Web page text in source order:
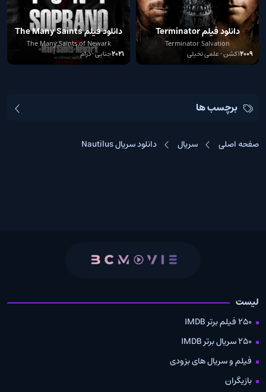
دانلود فیلم Terminator
Salvation 2009
Terminator Salvation
2009اکشن • علمی تخیلی
دانلود فیلم The Many Saints
of Newark
The Many Saints of Newark
2021جنایی • درام
برچسب ها
صفحه اصلی سریال دانلود سریال Nautilus
لیست
250 فیلم برتر IMDB
250 سریال برتر IMDB
فیلم و سریال های بزودی
بازیگران